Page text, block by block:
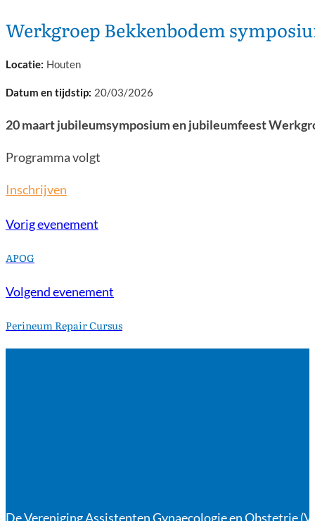
Werkgroep Bekkenbodem
Houten
20/03/2026
20 maart jubileumsymposium en jubileumfeest
Programma volgt
Inschrijven
Vorig evenement
APOG
Volgend evenement
Perineum Repair Cursus
De Vereniging Assistenten Gynaecologie en Obstetrie